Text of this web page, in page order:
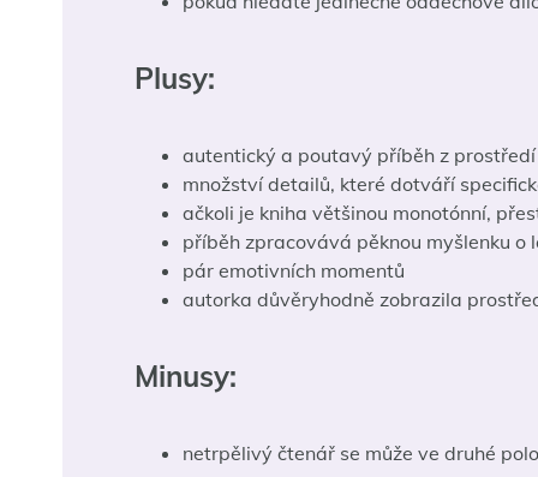
Plusy:
autentický a poutavý příběh z
množství detailů, které dotváří
ačkoli je kniha většinou monotónní,
příběh zpracovává pěknou myšlenku
pár emotivních momentů
autorka důvěryhodně zobrazila
Minusy:
netrpělivý čtenář se může ve druhé